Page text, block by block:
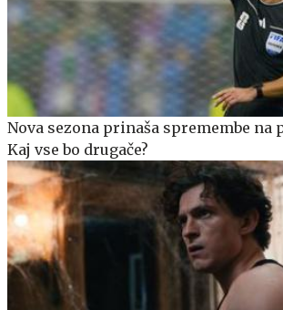
Nova sezona prinaša spremembe na
Kaj vse bo drugače?